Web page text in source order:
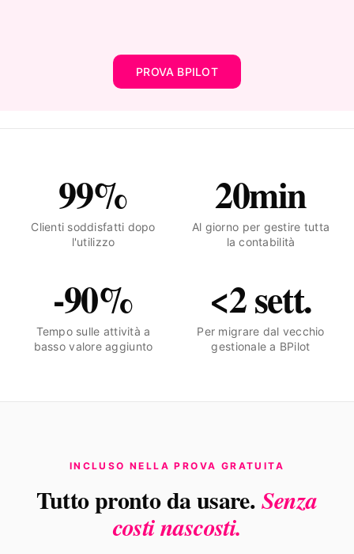
PROVA BPILOT
99%
Clienti soddisfatti dopo
l'utilizzo
20min
Al giorno per gestire tutta
la contabilità
-90%
Tempo sulle attività a
basso valore aggiunto
<2 sett.
Per migrare dal vecchio
gestionale a BPilot
INCLUSO NELLA PROVA GRATUITA
Tutto pronto da usare.Senza
costi nascosti.